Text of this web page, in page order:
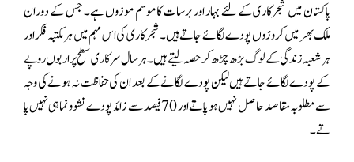
پاکستان میں شجرکاری کے لئے بہار اور برسات کا موسم موزوں ہے۔ جس کے دوران
ملک بھر میں کروڑوں پودے لگائے جاتے ہیں ۔شجرکاری کی اس مہم میں ہر مکتبہ فکر اور
ہر شعبہ زندگی کے لوگ بڑھ چڑھ کر حصہ لیتے ہیں ۔ ہر سال سرکاری سطح پر اربوں روپے
کے پودے لگائے جاتے ہیں لیکن پودے لگانے کے بعد ان کی حفاظت نہ ہونے کی وجہ
سے مطلوبہ مقاصد حاصل نہیں ہو پاتےاور 70 فیصد سے زائد پودے نشوونما ہی نہیں پا
تے ۔